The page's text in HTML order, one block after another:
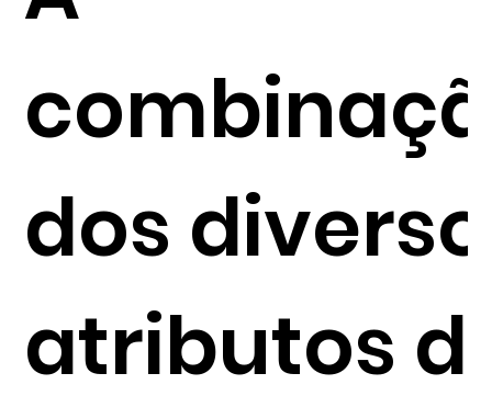
dos
atributos